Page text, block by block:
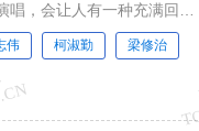
，会让人有一种充满回忆
伟 柯淑勤 梁修治